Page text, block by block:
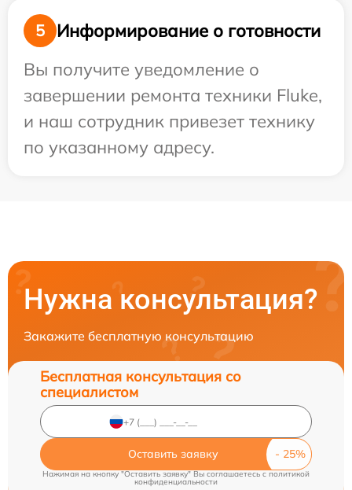
5
Информирование о готовности
Вы получите уведомление о
завершении ремонта техники Fluke,
и наш сотрудник привезет технику
по указанному адресу.
Нужна консультация?
Закажите бесплатную консультацию
Бесплатная консультация со
специалистом
Оставить заявку
Нажимая на кнопку "Оставить заявку" Вы соглашаетесь cполитикой
конфиденциальности